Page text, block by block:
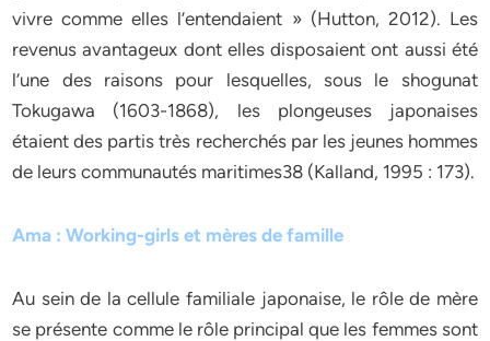
vivre comme elles l’entendaient » (Hutton, 2012). Les
revenus avantageux dont elles disposaient ont aussi été
l’une des raisons pour lesquelles, sous le shogunat
Tokugawa (1603-1868), les plongeuses japonaises
étaient des partis très recherchés par les jeunes hommes
de leurs communautés maritimes38 (Kalland, 1995 : 173).
Ama : Working-girls et mères de famille
Au sein de la cellule familiale japonaise, le rôle de mère
se présente comme le rôle principal que les femmes sont